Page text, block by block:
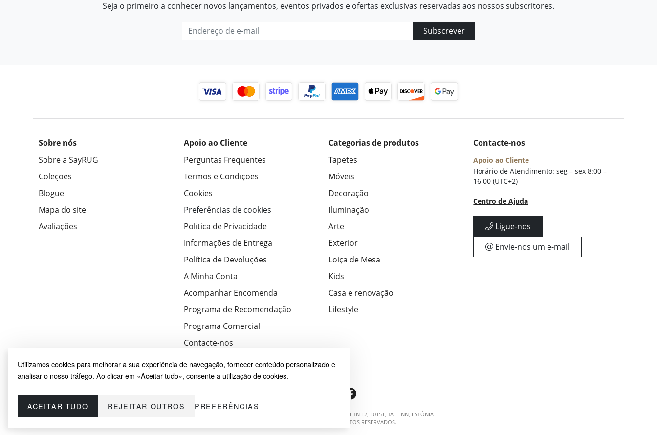
Utilizamos cookies para melhorar a sua experiência de navegação, fornecer conteúdo personalizado e
analisar o nosso tráfego. Ao clicar em «Aceitar tudo», consente a utilização de cookies.
ACEITAR TUDO REJEITAR OUTROS PREFERÊNCIAS
Seja o primeiro a conhecer novos lançamentos, eventos privados e ofertas exclusivas reservadas aos nossos subscritores.
Subscrever
Sobre nós
Sobre a SayRUG
Coleções
Blogue
Mapa do site
Avaliações
Apoio ao Cliente
Perguntas Frequentes
Termos e Condições
Cookies
Preferências de cookies
Política de Privacidade
Informações de Entrega
Política de Devoluções
A Minha Conta
Acompanhar Encomenda
Programa de Recomendação
Programa Comercial
Contacte-nos
Categorias de produtos
Tapetes
Móveis
Decoração
Iluminação
Arte
Exterior
Loiça de Mesa
Kids
Casa e renovação
Lifestyle
Contacte-nos
Apoio ao Cliente
Horário de Atendimento: seg – sex 8:00 –
16:00 (UTC+2)
Centro de Ajuda
Ligue-nos
Envie-nos um e-mail
© 2026 SAYRUG OÜ · KESKLINNA LINNAOSA, AHTRI TN 12, 10151, TALLINN, ESTÓNIA
NIF EE102518759 · TODOS OS DIREITOS RESERVADOS.